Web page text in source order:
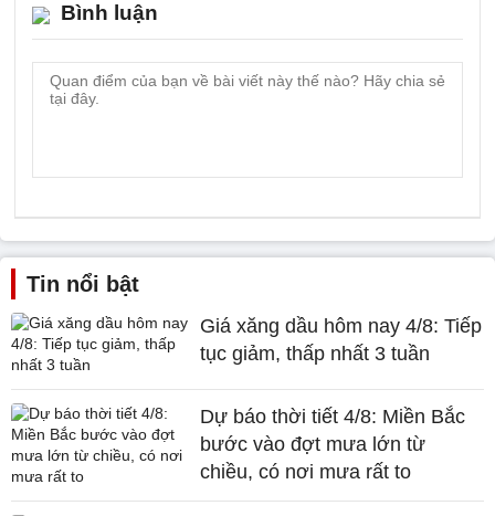
Bình luận
Tin nổi bật
Giá xăng dầu hôm nay 4/8: Tiếp
tục giảm, thấp nhất 3 tuần
Dự báo thời tiết 4/8: Miền Bắc
bước vào đợt mưa lớn từ
chiều, có nơi mưa rất to